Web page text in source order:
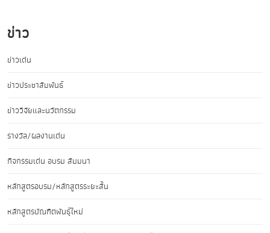
ข่าว
ข่าวเด่น
ข่าวประชาสัมพันธ์
ข่าววิจัยและนวัตกรรม
รางวัล/ผลงานเด่น
กิจกรรมเด่น อบรม สัมมนา
หลักสูตรอบรม/หลักสูตรระยะสั้น
หลักสูตรบัณฑิตพันธุ์ใหม่